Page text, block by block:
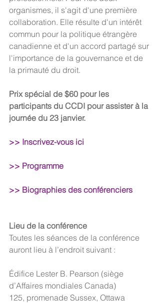
organismes, il s'agit d'une première
collaboration. Elle résulte d'un intérêt
commun pour la politique étrangère
canadienne et d'un accord partagé sur
l'importance de la gouvernance et de
la primauté du droit.
Prix spécial de $60 pour les
participants du CCDI pour assister à la
journée du 23 janvier.
>> Inscrivez-vous ici
>> Programme
>> Biographies des conférenciers
Lieu de la conférence
Toutes les séances de la conférence
auront lieu à l’endroit suivant :
Édifice Lester B. Pearson (siège
d’Affaires mondiales Canada)
125, promenade Sussex, Ottawa